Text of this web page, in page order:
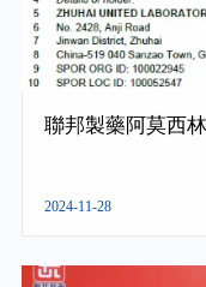
聯邦製藥阿莫西
2024-11-28